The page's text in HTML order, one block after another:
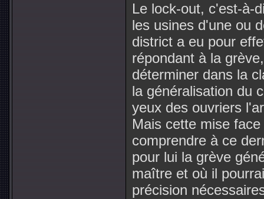
Le lock-out, c'est-à-
les usines d'une ou
district a eu pour
répondant à la
déterminer dans la
la généralisation du
yeux des ouvriers
Mais cette mise
comprendre à ce
pour lui la grève
maître et où il
précision